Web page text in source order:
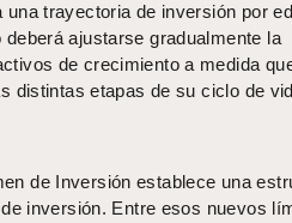
una trayectoria de inversión por
deberá ajustarse gradualmente la
de crecimiento a medida
distintas etapas de su ciclo de
de Inversión establece una
inversión. Entre esos nuevos